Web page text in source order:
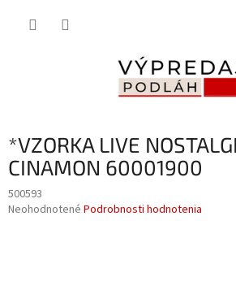
*VZORKA LIVE
CINAMON 60001900
500593
Priemerné
Neohodnotené Podrobnosti hodnotenia